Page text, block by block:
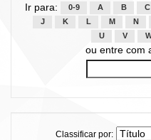
Ir para: 0-9 A B C
J
K L M N
U
V
ou entre com
Classificar por: